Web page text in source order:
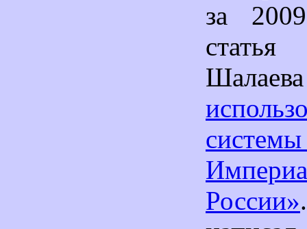
за
России»